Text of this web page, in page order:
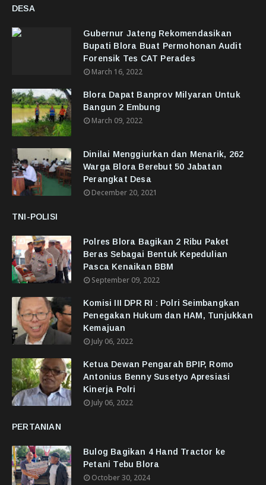
DESA
Gubernur Jateng Rekomendasikan
Bupati Blora Buat Permohonan Audit
Forensik Tes CAT Perades
March 16, 2022
Blora Dapat Banprov Milyaran Untuk
Bangun 2 Embung
March 09, 2022
Dinilai Menggiurkan dan Menarik, 262
Warga Blora Berebut 50 Jabatan
Perangkat Desa
December 20, 2021
TNI-POLISI
Polres Blora Bagikan 2 Ribu Paket
Beras Sebagai Bentuk Kepedulian
Pasca Kenaikan BBM
September 09, 2022
Komisi III DPR RI : Polri Seimbangkan
Penegakan Hukum dan HAM, Tunjukkan
Kemajuan
July 06, 2022
Ketua Dewan Pengarah BPIP, Romo
Antonius Benny Susetyo Apresiasi
Kinerja Polri
July 06, 2022
PERTANIAN
Bulog Bagikan 4 Hand Tractor ke
Petani Tebu Blora
October 30, 2024